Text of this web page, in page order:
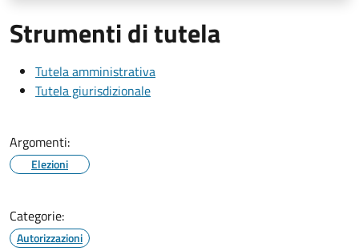
Strumenti di tutela
Tutela amministrativa
Tutela giurisdizionale
Argomenti:
Elezioni
Categorie:
Autorizzazioni